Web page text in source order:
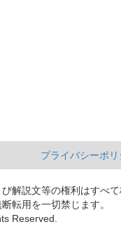
プライバシーポリ
解説文等の権利はすべ
転用を一切禁じます。
Reserved.